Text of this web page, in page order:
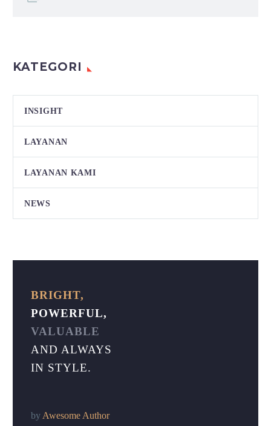
KATEGORI
INSIGHT
LAYANAN
LAYANAN KAMI
NEWS
BRIGHT,
POWERFUL,
VALUABLE
AND ALWAYS
IN STYLE.
by Awesome Author